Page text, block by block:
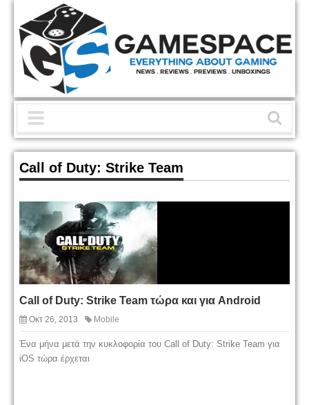
Call of Duty: Strike Team
Call of Duty: Strike Team τώρα και για Android
Οκτ 26, 2013 Mobile
Ένα μήνα μετά την κυκλοφορία του Call of Duty: Strike Team για
iOS τώρα έρχεται